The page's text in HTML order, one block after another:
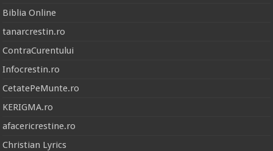
Biblia Online
tanarcrestin.ro
ContraCurentului
Infocrestin.ro
CetatePeMunte.ro
KERIGMA.ro
afacericrestine.ro
Christian Lyrics